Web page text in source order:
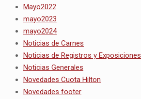
Mayo2022
mayo2023
mayo2024
Noticias de Carnes
Noticias de Registros y Exposiciones
Noticias Generales
Novedades Cuota Hilton
Novedades footer